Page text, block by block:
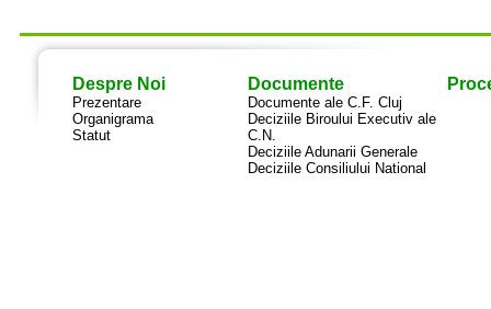
Despre Noi
Prezentare
Organigrama
Statut
Documente
Documente ale C.F. Cluj
Deciziile Biroului Executiv ale
C.N.
Deciziile Adunarii Generale
Deciziile Consiliului National